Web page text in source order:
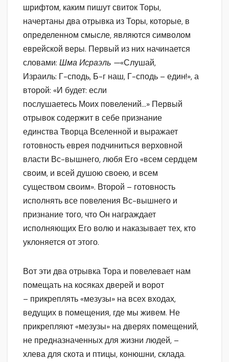
шрифтом, каким пишут свиток Торы,
начертаны два отрывка из Торы, которые, в
определенном смысле, являются символом
еврейской веры. Первый из них начинается
словами: Шма Исраэль —«Слушай,
Израиль: Г-сподь, Б-г наш, Г-сподь – един!», а
второй: «И будет: если
послушаетесь Моих повелений…» Первый
отрывок содержит в себе признание
единства Творца Вселенной и выражает
готовность еврея подчиниться верховной
власти Вс-вышнего, любя Его «всем сердцем
своим, и всей душою своею, и всем
существом своим». Второй – готовность
исполнять все повеления Вс-вышнего и
признание того, что Он награждает
исполняющих Его волю и наказывает тех, кто
уклоняется от этого.
Вот эти два отрывка Тора и повелевает нам
помещать на косяках дверей и ворот
– прикреплять «мезузы» на всех входах,
ведущих в помещения, где мы живем. Не
прикрепляют «мезузы» на дверях помещений,
не предназначенных для жизни людей, –
хлева для скота и птицы, конюшни, склада.